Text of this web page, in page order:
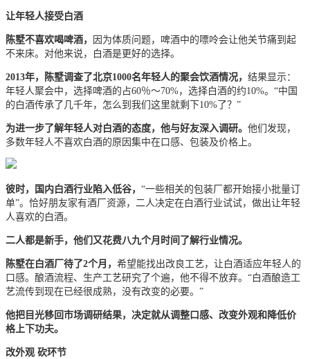
让年轻人接受白酒
陈墅不喜欢喝啤酒，
因为体质问题，啤酒中的嘌呤会让他关节痛到起
不来床。对他来说，白酒是更好的选择。
2013年，陈墅调查了北京1000名年轻人的聚会饮酒情况， 结果显示：
年轻人聚会中，选择啤酒的占60％～70%，选择白酒的约10%。“中国
的白酒传承了几千年，怎么到我们这里就剩下10%了？”
为进一步了解年轻人对白酒的态度，他与好友深入调研。 他们发现，
多数年轻人不喜欢白酒的原因集中在口感、包装及价格上。
彼时，国内白酒行业陷入低谷， “一些相关的包装厂都开始接小批量订
单”。恰好朋友家有酒厂资源，二人决定在白酒行业试试，做出让年轻
人喜欢的白酒。
二人都是新手，他们又花费八九个月时间了解行业情况。
陈墅在白酒厂待了2个月， 希望能找出改良工艺，让白酒适应年轻人的
口感。酿酒流程、生产工艺研究了个遍，他不得不放弃。“白酒酿造工
艺流传到现在已经很成熟，没有改变的必要。”
他把目光移回市场调研结果，决定就从调整口感、改变外观和降低价
格上下功夫。
改外观 砍环节